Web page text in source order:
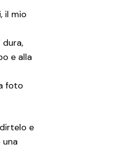
il mio
e alla
foto
e